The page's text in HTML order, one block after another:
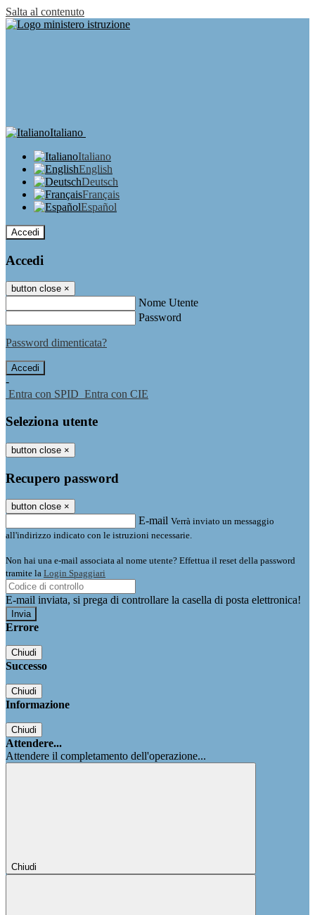
Salta al contenuto
Italiano
Italiano
English
Deutsch
Français
Español
Accedi
Accedi
button close ×
Nome Utente
Password
Password dimenticata?
-
Entra con SPID Entra con CIE
Seleziona utente
button close ×
Recupero password
button close ×
E-mail Verrà inviato un messaggio
all'indirizzo indicato con le istruzioni necessarie.
Non hai una e-mail associata al nome utente? Effettua il reset della password
tramite la Login Spaggiari
E-mail inviata, si prega di controllare la casella di posta elettronica!
Errore
Chiudi
Successo
Chiudi
Informazione
Chiudi
Attendere...
Attendere il completamento dell'operazione...
Chiudi